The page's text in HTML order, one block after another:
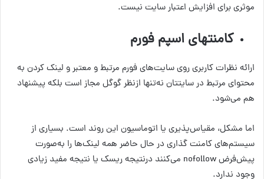
موثری برای افزایش اعتبار سایت نیست.
کامنتهای اسپم فورم
ارائه نظرات کاربری روی سایت‌های فورم مرتبط و معتبر و لینک کردن به
محتوای مرتبط در سایتتان نه‌تنها ازنظر گوگل مجاز است بلکه پیشنهاد
هم می‌شود.
اما مشکل، مقیاس‌پذیری یا اتوماسیون این روند است. بسیاری از
سیستم‌های کامنت گذاری در حال حاضر همه لینک‌ها را به‌صورت
پیش‌فرض nofollow می‌کنند درنتیجه ریسک یا نتیجه مفید زیادی
وجود ندارد.